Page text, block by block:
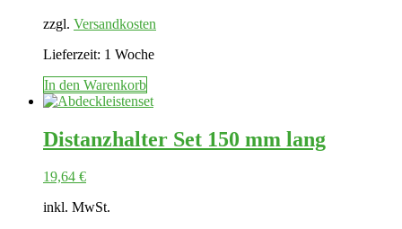
zzgl. Versandkosten
Lieferzeit: 1 Woche
In den Warenkorb
Distanzhalter Set 150 mm lang
19,64 €
inkl. MwSt.